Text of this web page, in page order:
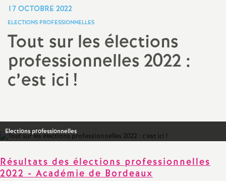
a
t
a
t
i
17 OCTOBRE 2022
ELECTIONS PROFESSIONNELLES
Tout sur les élections
professionnelles 2022 :
c’est ici!
sur
Facebook
sur
via
par
Elections professionnelles
Résultats des élections professionnelles
2022 - Académie de Bordeaux